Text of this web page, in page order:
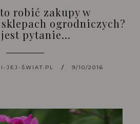
robić zakupy w
ogrodniczych?
pytanie...
JEJ-ŚWIAT.PL 9/10/2016